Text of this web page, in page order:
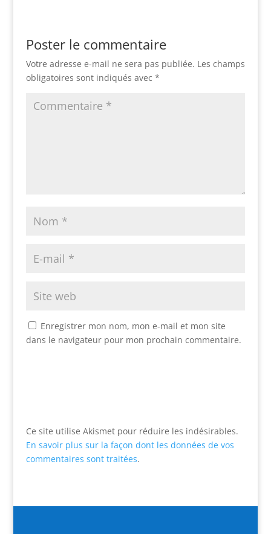
Poster le commentaire
Votre adresse e-mail ne sera pas publiée. Les champs
obligatoires sont indiqués avec *
Enregistrer mon nom, mon e-mail et mon site
dans le navigateur pour mon prochain commentaire.
Ce site utilise Akismet pour réduire les indésirables.
En savoir plus sur la façon dont les données de vos
commentaires sont traitées.